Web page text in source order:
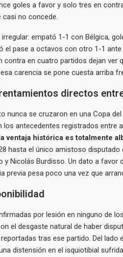
goles a favor y solo tres en
casi no concede.
irregular: empató 1-1 con Bélgica,
el pase a octavos con otro 1-1
contra en cuatro partidos dejan ver
carencia se pone cuesta arriba
directos
nunca se cruzaron en una Copa
los antecedentes registrados
la ventaja histórica es totalmente
hasta el único amistoso
y Nicolás Burdisso. Un dato a favor
previa pesa poco una vez que
por lesión en ninguno de
el desgaste natural de haber
tras ese partido. Del lado
distensión en el isquiotibial